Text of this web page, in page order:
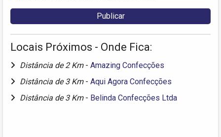
Locais Próximos - Onde Fica:
Distância de 2 Km - Amazing Confecções
Distância de 3 Km - Aqui Agora Confecções
Distância de 3 Km - Belinda Confecções Ltda